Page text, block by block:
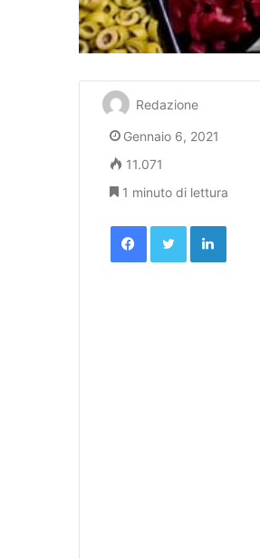
Redazione
Gennaio 6, 2021
11.071
1 minuto di lettura
Facebook Twitter LinkedIn